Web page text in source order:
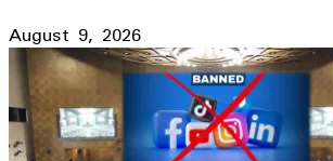
August 9, 2026